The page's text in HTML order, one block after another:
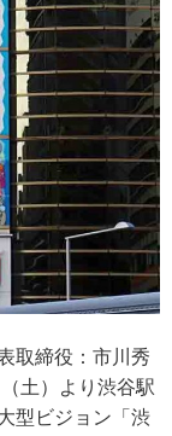
取締役：市川秀
土）より渋谷駅
型ビジョン「渋